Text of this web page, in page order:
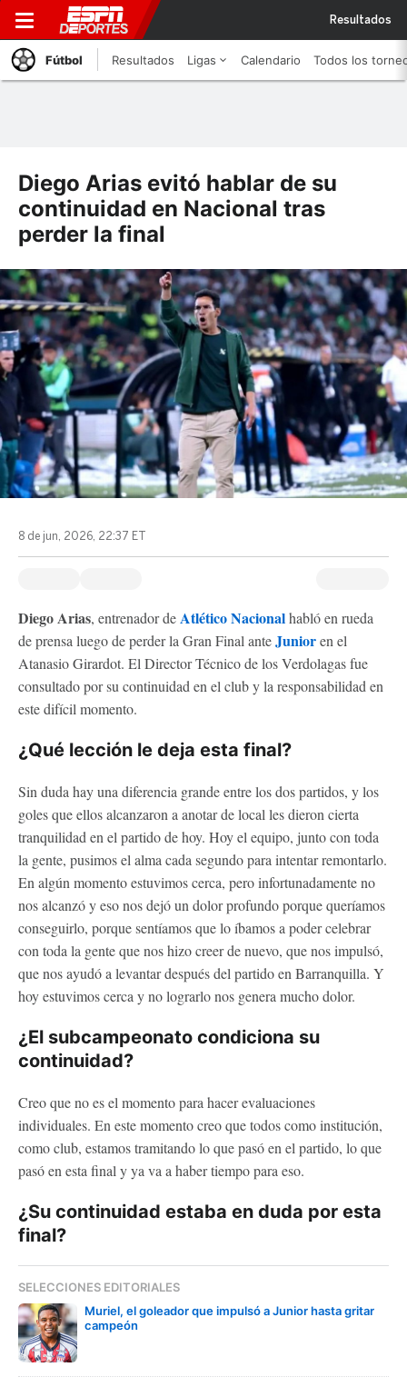
Resultados
Fútbol Resultados Ligas Calendario Todos los
Diego Arias evitó hablar de su
continuidad en Nacional tras
perder la final
8 de jun, 2026, 22:37 ET
Diego Arias, entrenador deAtlético Nacionalhabló en rueda
de prensa luego de perder la Gran Final anteJunioren el
Atanasio Girardot. El Director Técnico de los Verdolagas fue
consultado por su continuidad en el club y la responsabilidad en
este difícil momento.
¿Qué lección le deja esta final?
Sin duda hay una diferencia grande entre los dos partidos, y los
goles que ellos alcanzaron a anotar de local les dieron cierta
tranquilidad en el partido de hoy. Hoy el equipo, junto con toda
la gente, pusimos el alma cada segundo para intentar remontarlo.
En algún momento estuvimos cerca, pero infortunadamente no
nos alcanzó y eso nos dejó un dolor profundo porque queríamos
conseguirlo, porque sentíamos que lo íbamos a poder celebrar
con toda la gente que nos hizo creer de nuevo, que nos impulsó,
que nos ayudó a levantar después del partido en Barranquilla. Y
hoy estuvimos cerca y no lograrlo nos genera mucho dolor.
¿El subcampeonato condiciona su
continuidad?
Creo que no es el momento para hacer evaluaciones
individuales. En este momento creo que todos como institución,
como club, estamos tramitando lo que pasó en el partido, lo que
pasó en esta final y ya va a haber tiempo para eso.
¿Su continuidad estaba en duda por esta
final?
SELECCIONES EDITORIALES
Muriel, el goleador que impulsó a Junior hasta gritar
campeón